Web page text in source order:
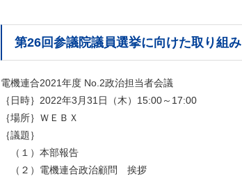
第26回参議院議員選挙に向けた取り組み
電機連合2021年度 No.2政治担当者会議
｛日時｝2022年3月31日（木）15:00～17:00
｛場所｝ＷＥＢＸ
｛議題｝
（１）本部報告
（２）電機連合政治顧問 挨拶